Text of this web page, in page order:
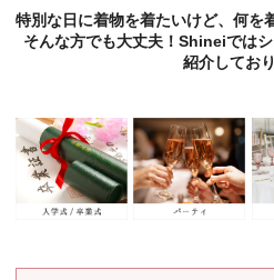
特別な日に着物を着たいけど、何を
そんな方でも大丈夫！Shineiでは
紹介してお